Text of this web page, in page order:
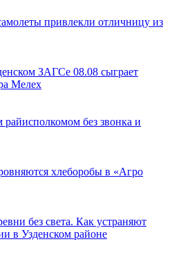
привлекли отличницу из
ЗАГСе 08.08 сыграет
Мелех
райисполкомом без звонка и
хлеборобы в «Агро
без света. Как устраняют
в Узденском районе